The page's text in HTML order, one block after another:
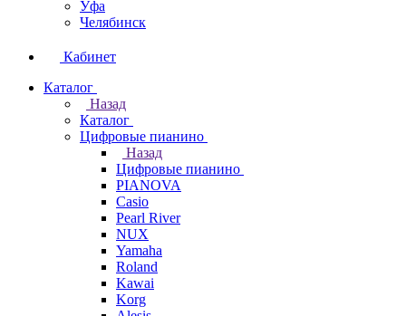
Уфа
Челябинск
Кабинет
Каталог
Назад
Каталог
Цифровые пианино
Назад
Цифровые пианино
PIANOVA
Casio
Pearl River
NUX
Yamaha
Roland
Kawai
Korg